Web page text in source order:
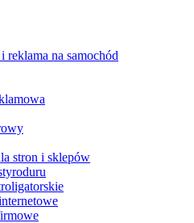
reklama na samochód
stron i sklepów